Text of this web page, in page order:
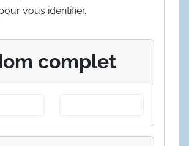
vous identifier.
complet